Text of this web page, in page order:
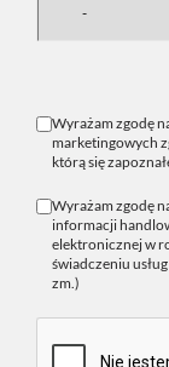
Wyrażam zgodę
marketingowych
którą się
Wyrażam zgodę
informacji
elektronicznej w
świadczeniu
zm.)